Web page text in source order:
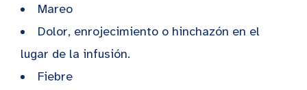
Mareo
Dolor, enrojecimiento o hinchazón en el
lugar de la infusión.
Fiebre